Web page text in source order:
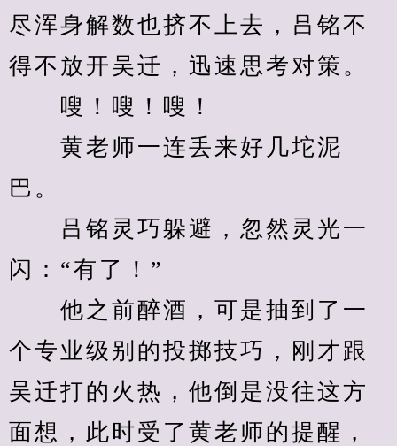
尽浑身解数也挤不上去，吕铭不
得不放开吴迁，迅速思考对策。
嗖！嗖！嗖！
黄老师一连丢来好几坨泥
巴。
吕铭灵巧躲避，忽然灵光一
闪：“有了！”
他之前醉酒，可是抽到了一
个专业级别的投掷技巧，刚才跟
吴迁打的火热，他倒是没往这方
面想，此时受了黄老师的提醒，